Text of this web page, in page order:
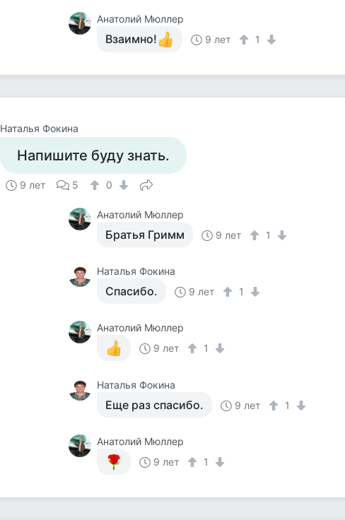
Анатолий Мюллер
Взаимно! 9 лет 1
Наталья Фокина
Напишите буду знать.
9 лет 5 0
Анатолий Мюллер
Братья Гримм 9 лет 1
Наталья Фокина
Спасибо. 9 лет 1
Анатолий Мюллер
9 лет
1
Наталья Фокина
Еще раз спасибо. 9 лет 1
Анатолий Мюллер
9 лет
1